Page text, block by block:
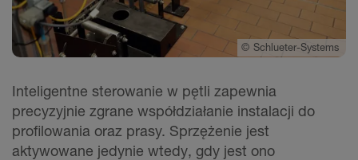
© Schlueter-Systems
Inteligentne sterowanie w pętli zapewnia
precyzyjnie zgrane współdziałanie instalacji do
profilowania oraz prasy. Sprzężenie jest
aktywowane jedynie wtedy, gdy jest ono